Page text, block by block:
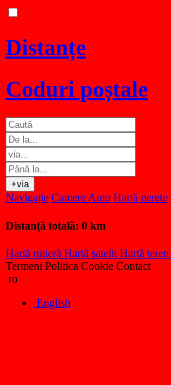
Distanțe
Coduri poștale
+via
Navigație Camere Auto Hartă perete
Distanță totală: 0 km
Hartă rutieră Hartă satelit Hartă teren
Termeni Politica Cookie Contact
ro
English